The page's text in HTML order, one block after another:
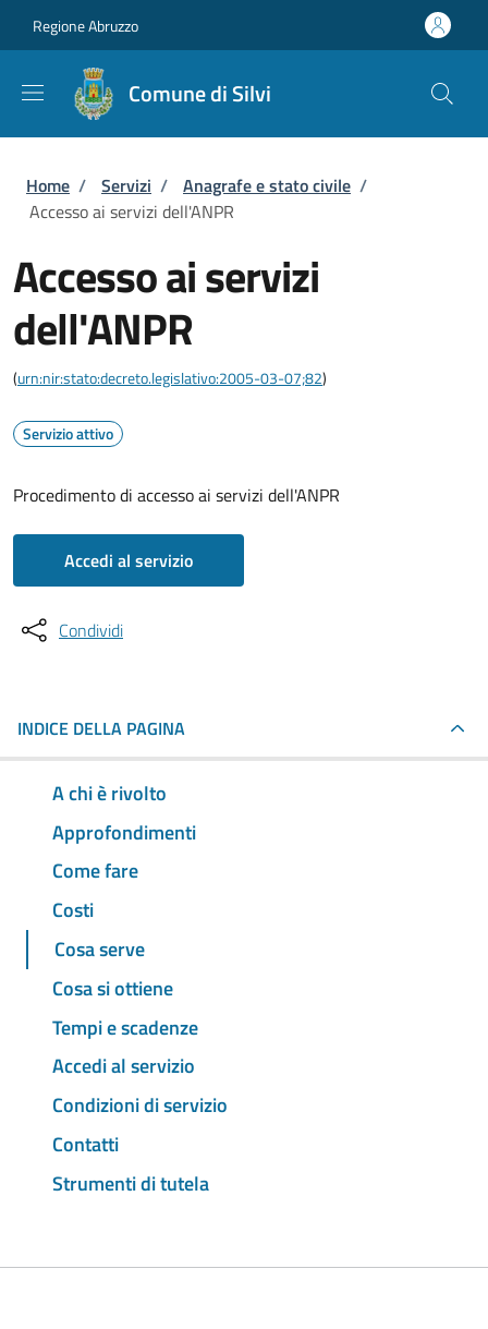
Regione Abruzzo
Comune di Silvi
Briciole di pane
Home / Servizi / Anagrafe e stato civile /
Accesso ai servizi dell'ANPR
Accesso ai servizi
dell'ANPR
(urn:nir:stato:decreto.legislativo:2005-03-07;82)
Servizio attivo
Procedimento di accesso ai servizi dell'ANPR
Accedi al servizio
Condividi
INDICE DELLA PAGINA
A chi è rivolto
Approfondimenti
Come fare
Costi
Cosa serve
Cosa si ottiene
Tempi e scadenze
Accedi al servizio
Condizioni di servizio
Contatti
Strumenti di tutela